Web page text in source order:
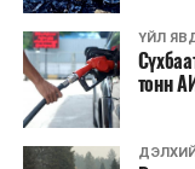
шинжээчид үзэж
байдлын нөхцөл
хэлэлцээр
байдал
ҮЙЛ
тонн